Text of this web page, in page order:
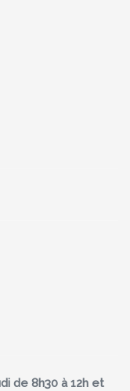
de 8h30 à 12h et